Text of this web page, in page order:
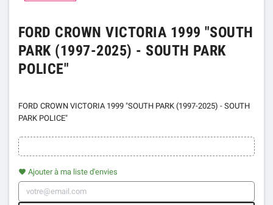
FORD CROWN VICTORIA 1999 "SOUTH
PARK (1997-2025) - SOUTH PARK
POLICE"
FORD CROWN VICTORIA 1999 "SOUTH PARK (1997-2025) - SOUTH
PARK POLICE"
favorite Ajouter à ma liste d'envies